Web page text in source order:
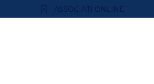
ASSOCIATI ONLINE